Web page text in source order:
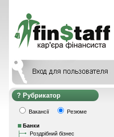
Рубрикатор
Вакансії Резюме
Банки
Роздрібний бізнес